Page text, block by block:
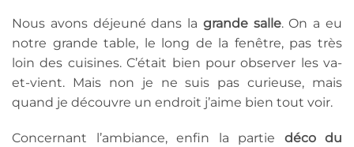
Nous avons déjeuné dans la grande salle. On a eu
notre grande table, le long de la fenêtre, pas très
loin des cuisines. C’était bien pour observer les va-
et-vient. Mais non je ne suis pas curieuse, mais
quand je découvre un endroit j’aime bien tout voir.
Concernant l’ambiance, enfin la partie déco du